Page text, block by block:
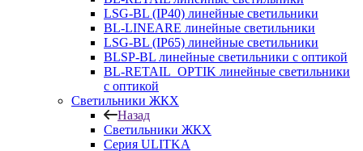
LSG-BL (IP40) линейные светильники
BL-LINEARE линейные светильники
LSG-BL (IP65) линейные светильники
BLSP-BL линейные светильники с оптикой
BL-RETAIL_OPTIK линейные светильники
с оптикой
Светильники ЖКХ
Назад
Светильники ЖКХ
Серия ULITKA